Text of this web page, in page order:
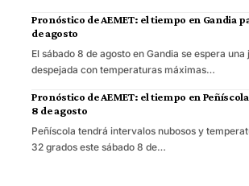
Pronóstico de AEMET: el tiempo en Gandia
de agosto
El sábado 8 de agosto en Gandia se espera una
despejada con temperaturas máximas…
Pronóstico de AEMET: el tiempo en
8 de agosto
Peñíscola tendrá intervalos nubosos y
32 grados este sábado 8 de…